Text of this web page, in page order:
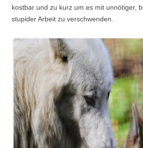
kostbar und zu kurz um es mit unnötiger,
stupider Arbeit zu verschwenden.